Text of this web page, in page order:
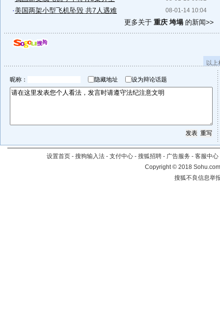
08-01-14 10:04
·美国两架小型飞机坠毁 共7人遇难
更多关于 重庆 垮塌 的新闻>>
以
昵称： 隐藏地址 设为辩论话题
设置首页 - 搜狗输入法 - 支付中心 - 搜狐招聘 - 广告服务 - 客服中心
Copyright©2018
搜狐不良信息举